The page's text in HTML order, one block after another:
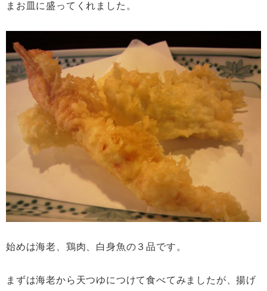
まお皿に盛ってくれました。
始めは海老、鶏肉、白身魚の３品です。
まずは海老から天つゆにつけて食べてみましたが、揚げ